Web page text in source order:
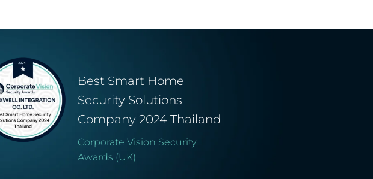
Best Smart Home
Security Solutions
Company 2024 Thailand
Corporate Vision Security
Awards (UK)